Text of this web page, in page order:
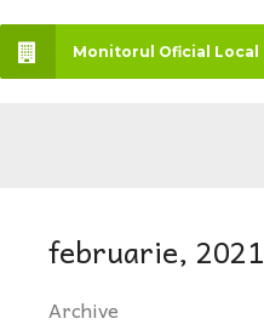
Monitorul Oficial Local
februarie, 2021
Archive